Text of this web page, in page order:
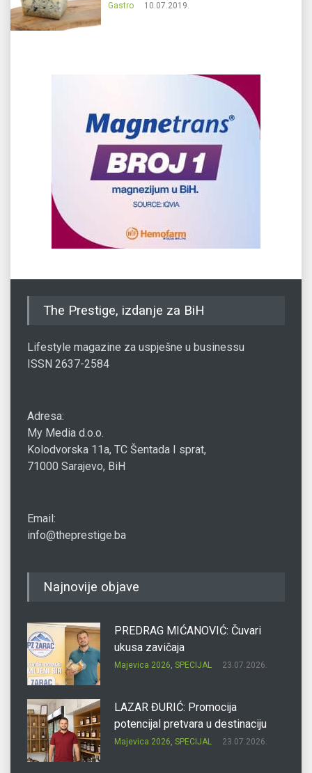
Gastro 10.07.2019.
The Prestige, izdanje za BiH
Lifestyle magazine za uspješne u businessu
ISSN 2637-2584
Adresa:
My Media d.o.o.
Kolodvorska 11a, TC Šentada I sprat,
71000 Sarajevo, BiH
Email:
info@theprestige.ba
Najnovije objave
PREDRAG MIĆANOVIĆ: Čuvari
ukusa zavičaja
Majevica 2026, SPECIJAL 23.07.2026.
LAZAR ĐURIĆ: Promocija
potencijal pretvara u destinaciju
Majevica 2026, SPECIJAL 23.07.2026.